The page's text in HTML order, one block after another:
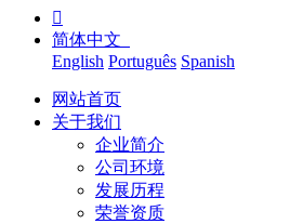

简体中文
English Português Spanish
网站首页
关于我们
企业简介
公司环境
发展历程
荣誉资质